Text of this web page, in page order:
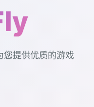
提供优质的游戏